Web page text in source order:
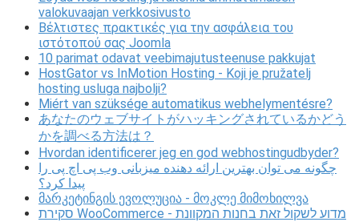
valokuvaajan verkkosivusto
Βέλτιστες πρακτικές για την ασφάλεια του
ιστότοπού σας Joomla
10 parimat odavat veebimajutusteenuse pakkujat
HostGator vs InMotion Hosting - Koji je pružatelj
hosting usluga najbolji?
Miért van szüksége automatikus webhelymentésre?
あなたのウェブサイトがハッキングされているかどう
かを調べる方法は？
Hvordan identificerer jeg en god webhostingudbyder?
چگونه می توان بهترین ارائه دهنده میزبانی وب پی اچ پی را
پیدا کرد؟
მარკეტინგის ევოლუცია - მოკლე მიმოხილვა
סקירת WooCommerce - מדוע לשקול זאת בחנות המקוונת